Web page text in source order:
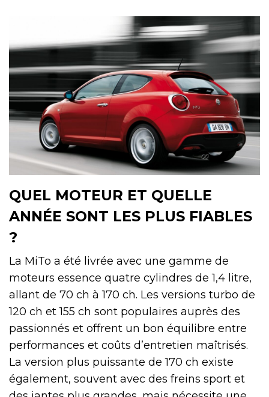
QUEL MOTEUR ET QUELLE
ANNÉE SONT LES PLUS FIABLES
?
La MiTo a été livrée avec une gamme de
moteurs essence quatre cylindres de 1,4 litre,
allant de 70 ch à 170 ch. Les versions turbo de
120 ch et 155 ch sont populaires auprès des
passionnés et offrent un bon équilibre entre
performances et coûts d’entretien maîtrisés.
La version plus puissante de 170 ch existe
également, souvent avec des freins sport et